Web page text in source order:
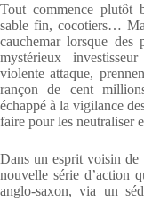
Tout commence plutôt
sable fin, cocotiers…
cauchemar lorsque des
mystérieux
violente attaque,
rançon de cent
échappé à la vigilance
faire pour les neutraliser
Dans un esprit voisin
nouvelle série d’action
anglo-saxon, via un